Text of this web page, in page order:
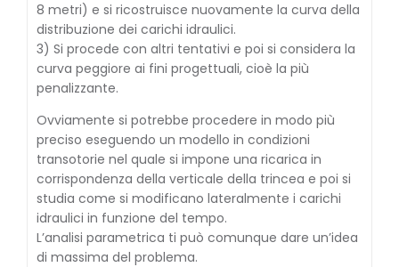
8 metri) e si ricostruisce nuovamente la curva della
distribuzione dei carichi idraulici.
3) Si procede con altri tentativi e poi si considera la
curva peggiore ai fini progettuali, cioè la più
penalizzante.
Ovviamente si potrebbe procedere in modo più
preciso eseguendo un modello in condizioni
transotorie nel quale si impone una ricarica in
corrispondenza della verticale della trincea e poi si
studia come si modificano lateralmente i carichi
idraulici in funzione del tempo.
L’analisi parametrica ti può comunque dare un’idea
di massima del problema.